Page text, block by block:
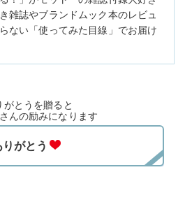
雑誌やブランドムック本のレビュ
ない「使ってみた目線」でお届け
がとうを贈ると
んの励みになります